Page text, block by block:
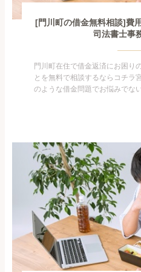
[門川町の借金無料相談]費
司法書士事
門川町在住で借金返済にお困り
とを無料で相談するならコチラ
のような借金問題でお悩みでな
られたくない・借金の催促、取
がありま...